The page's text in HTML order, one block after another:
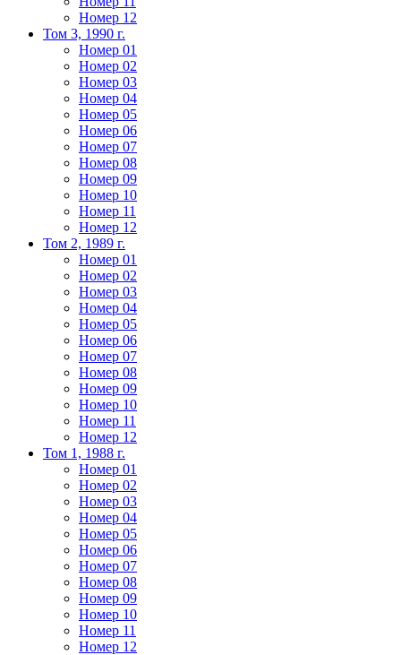
Номер 12
Том 3, 1990 г.
Номер 01
Номер 02
Номер 03
Номер 04
Номер 05
Номер 06
Номер 07
Номер 08
Номер 09
Номер 10
Номер 11
Номер 12
Том 2, 1989 г.
Номер 01
Номер 02
Номер 03
Номер 04
Номер 05
Номер 06
Номер 07
Номер 08
Номер 09
Номер 10
Номер 11
Номер 12
Том 1, 1988 г.
Номер 01
Номер 02
Номер 03
Номер 04
Номер 05
Номер 06
Номер 07
Номер 08
Номер 09
Номер 10
Номер 11
Номер 12